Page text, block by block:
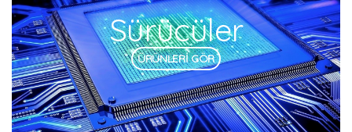
Sürücüler
ÜRÜNLERİ GÖR